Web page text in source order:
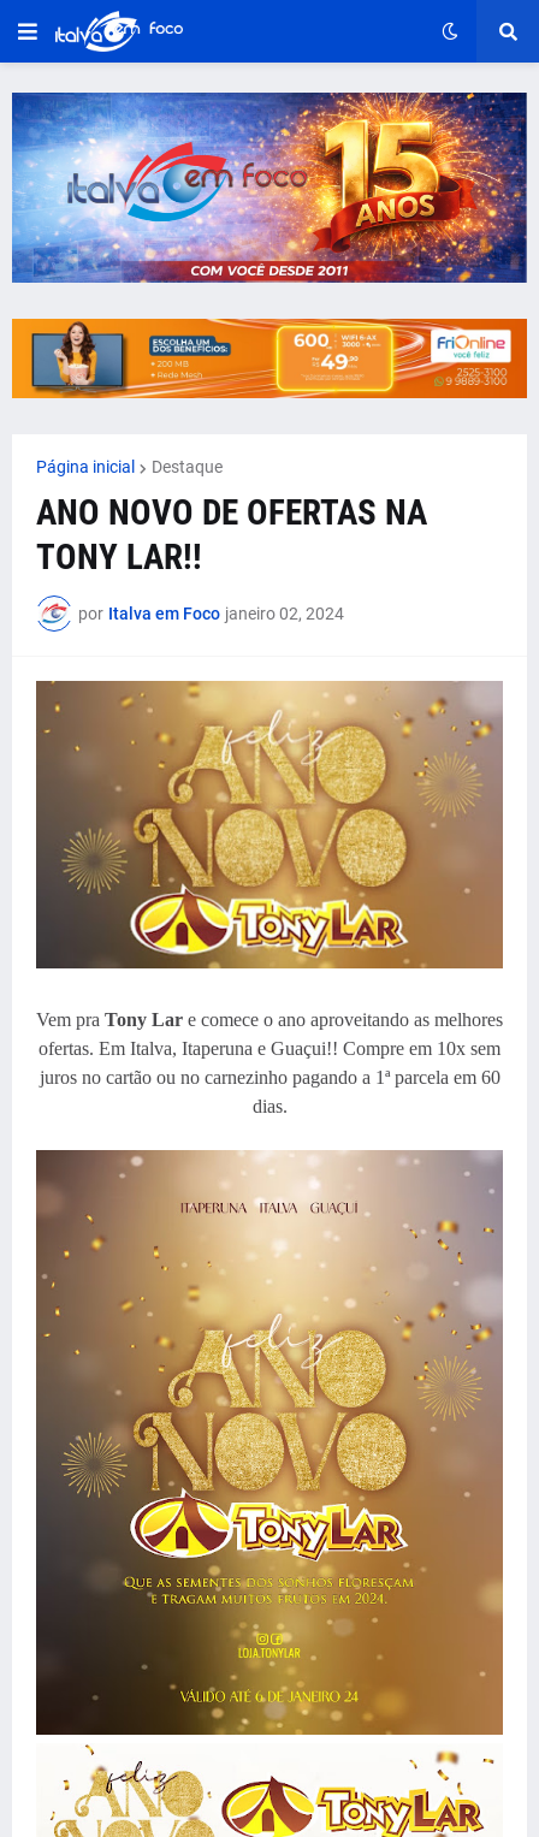
Página inicial Destaque
ANO NOVO DE OFERTAS NA
TONY LAR!!
por Italva em Foco janeiro 02, 2024
Vem pra Tony Lar e comece o ano aproveitando as melhores
ofertas. Em Italva, Itaperuna e Guaçui!! Compre em 10x sem
juros no cartão ou no carnezinho pagando a 1ª parcela em 60
dias.